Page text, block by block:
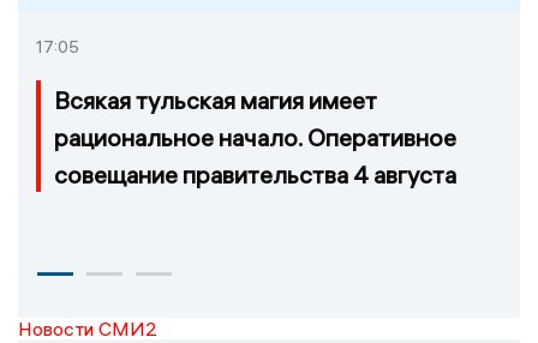
17:05
Всякая тульская магия имеет
рациональное начало. Оперативное
совещание правительства 4 августа
Новости СМИ2